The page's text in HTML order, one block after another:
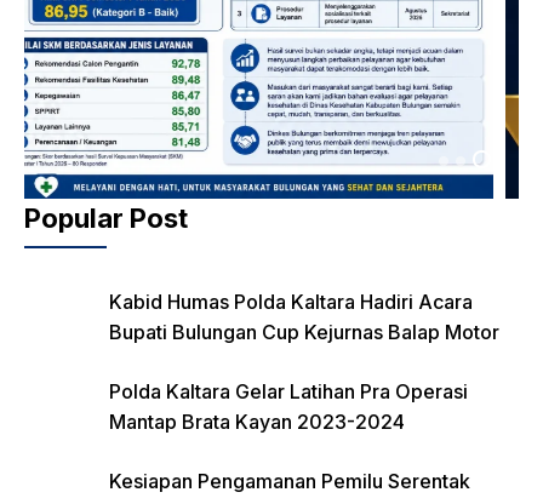
Popular Post
Kabid Humas Polda Kaltara Hadiri Acara
Bupati Bulungan Cup Kejurnas Balap Motor
Polda Kaltara Gelar Latihan Pra Operasi
Mantap Brata Kayan 2023-2024
Kesiapan Pengamanan Pemilu Serentak